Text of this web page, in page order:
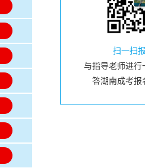
扫一扫
与指导老师进行
答湖南成考报